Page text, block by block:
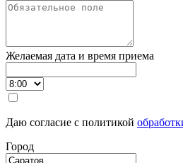
Желаемая дата и время приема
Даю согласие с политикой
Город